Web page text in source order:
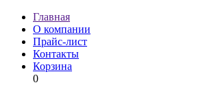
Главная
О компании
Прайс-лист
Контакты
Корзина
0